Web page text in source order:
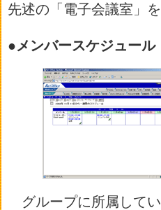
先述の「電子会議室」
●メンバースケジュール
グループに所属して